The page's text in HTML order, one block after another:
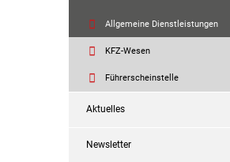
Allgemeine Dienstleistungen
KFZ-Wesen
Führerscheinstelle
Aktuelles
Newsletter